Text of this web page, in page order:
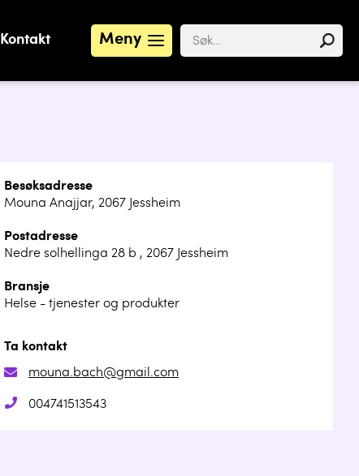
Meny
Kontakt
Besøksadresse
Mouna Anajjar, 2067 Jessheim
Postadresse
Nedre solhellinga 28 b , 2067 Jessheim
Bransje
Helse - tjenester og produkter
Ta kontakt
mouna.bach@gmail.com
004741513543